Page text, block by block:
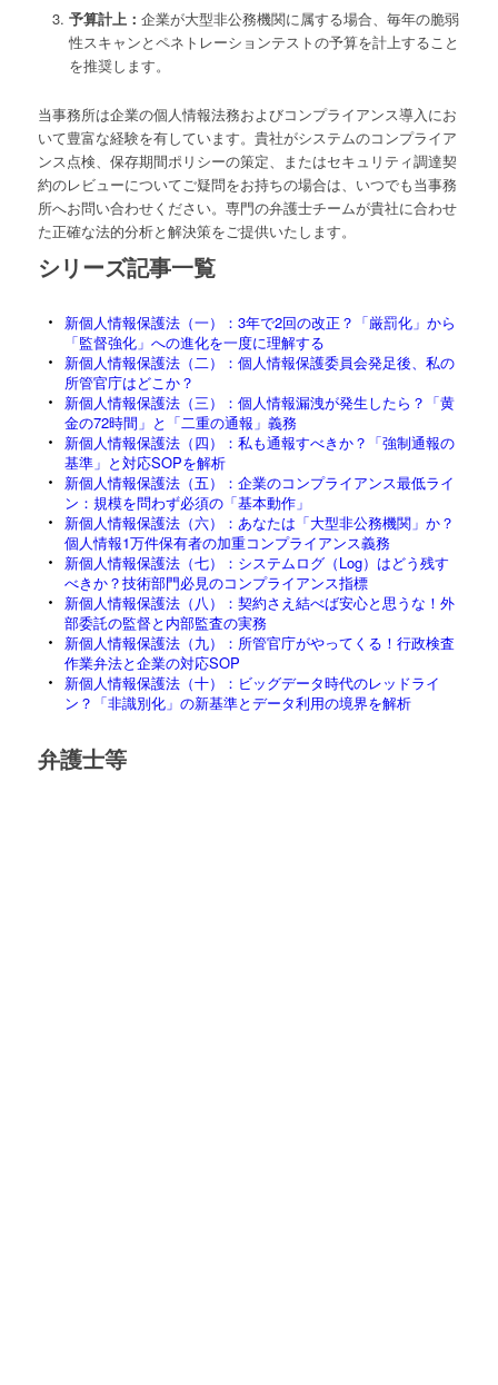
予算計上： 企業が大型非公務機関に属する場合、毎年の脆弱
性スキャンとペネトレーションテストの予算を計上すること
を推奨します。
当事務所は企業の個人情報法務およびコンプライアンス導入にお
いて豊富な経験を有しています。貴社がシステムのコンプライア
ンス点検、保存期間ポリシーの策定、またはセキュリティ調達契
約のレビューについてご疑問をお持ちの場合は、いつでも当事務
所へお問い合わせください。専門の弁護士チームが貴社に合わせ
た正確な法的分析と解決策をご提供いたします。
シリーズ記事一覧
新個人情報保護法（一）：3年で2回の改正？「厳罰化」から
「監督強化」への進化を一度に理解する
新個人情報保護法（二）：個人情報保護委員会発足後、私の
所管官庁はどこか？
新個人情報保護法（三）：個人情報漏洩が発生したら？「黄
金の72時間」と「二重の通報」義務
新個人情報保護法（四）：私も通報すべきか？「強制通報の
基準」と対応SOPを解析
新個人情報保護法（五）：企業のコンプライアンス最低ライ
ン：規模を問わず必須の「基本動作」
新個人情報保護法（六）：あなたは「大型非公務機関」か？
個人情報1万件保有者の加重コンプライアンス義務
新個人情報保護法（七）：システムログ（Log）はどう残す
べきか？技術部門必見のコンプライアンス指標
新個人情報保護法（八）：契約さえ結べば安心と思うな！外
部委託の監督と内部監査の実務
新個人情報保護法（九）：所管官庁がやってくる！行政検査
作業弁法と企業の対応SOP
新個人情報保護法（十）：ビッグデータ時代のレッドライ
ン？「非識別化」の新基準とデータ利用の境界を解析
弁護士等